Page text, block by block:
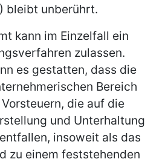
bleibt unberührt.
kann im Einzelfall ein
zulassen.
es gestatten, dass die
Bereich
die auf die
und Unterhaltung
insoweit als das
zu einem feststehenden